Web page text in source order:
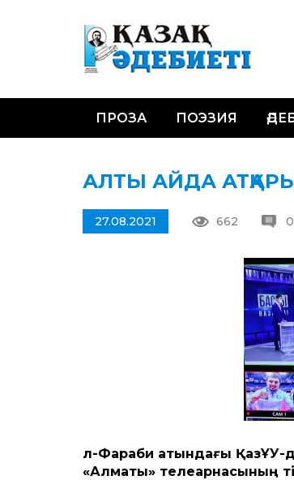
ПРОЗА ПОЭЗИЯ
АЛТЫ АЙДА
27.08.2021 662 0
Әл-Фараби атындағы ҚазҰУ-
«Алматы» телеарнасының